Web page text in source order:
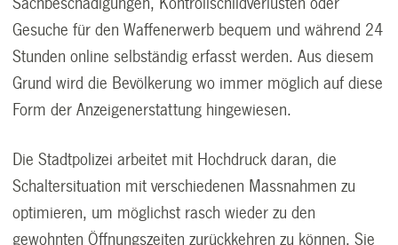
Gesuche für den Waffenerwerb bequem und während 24
Stunden online selbständig erfasst werden. Aus diesem
Grund wird die Bevölkerung wo immer möglich auf diese
Form der Anzeigenerstattung hingewiesen.
Die Stadtpolizei arbeitet mit Hochdruck daran, die
Schaltersituation mit verschiedenen Massnahmen zu
optimieren, um möglichst rasch wieder zu den
gewohnten Öffnungszeiten zurückkehren zu können. Sie